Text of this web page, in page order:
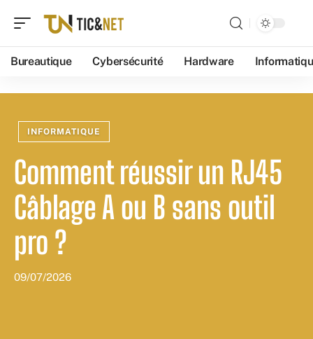
Bureautique Cybersécurité Hardware
INFORMATIQUE
Comment réussir un RJ45
Câblage A ou B sans outil
pro ?
09/07/2026